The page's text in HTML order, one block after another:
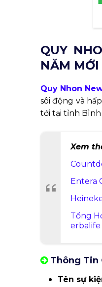
QUY
NĂM
Quy Nhon
sôi động và
tới tại tỉnh
Xem
Entera
Tổng
erbalife
Thông Tin
Tên sự